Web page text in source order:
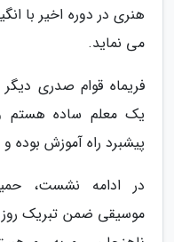
هنری در دوره اخیر با
می نماید.
فریماه قوام صدری
یک معلم ساده هستم
پیشبرد راه آموزش
در ادامه نشست،
موسیقی ضمن تبریک روز